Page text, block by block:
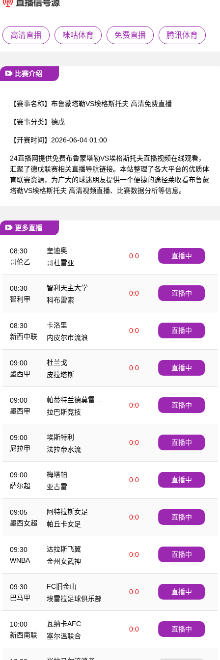
高清直播 咪咕体育 免费直播 腾讯体育
比赛介绍
【赛事名称】 布鲁蒙塔勒VS埃格斯托夫 高清免费直播
【赛事分类】 德戊
【开赛时间】 2026-06-04 01:00
24直播网提供免费布鲁蒙塔勒VS埃格斯托夫直播视频在线观看，
汇聚了德戊联赛相关直播导航链接。本站整理了各大平台的优质体
育联赛资源，为广大的球迷朋友提供一个便捷的途径莱收看布鲁蒙
塔勒VS埃格斯托夫 高清视频直播、比赛数据分析等信息。
更多直播
08:30
哥伦乙
奎迪奥
0:0
哥杜雷亚
直播中
08:30
智利甲
智利天主大学
0:0
科布雷索
直播中
08:30
新西中联
卡洛里
0:0
内皮尔市流浪
直播中
09:00
墨西甲
杜兰戈
0:0
皮拉塔斯
直播中
09:00
墨西甲
帕蒂特兰德莫雷洛
斯
0:0
拉巴斯竞技
直播中
09:00
尼拉甲
埃斯特利
0:0
法拉帝水流
直播中
09:00
萨尔超
梅塔帕
0:0
亚古雷
直播中
09:05
墨西女超
阿特拉斯女足
0:0
帕丘卡女足
直播中
09:30
WNBA
达拉斯飞翼
0:0
金州女武神
直播中
09:30
巴马甲
FC旧金山
0:0
埃雷拉足球俱乐部
直播中
10:00
新西南联
瓦纳卡AFC
0:0
塞尔温联合
直播中